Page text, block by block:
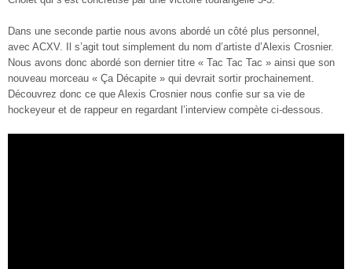
Dans une seconde partie nous avons abordé un côté plus personnel,
avec ACXV. Il s’agit tout simplement du nom d’artiste d’Alexis Crosnier.
Nous avons donc abordé son dernier titre « Tac Tac Tac » ainsi que son
nouveau morceau « Ça Décapite » qui devrait sortir prochainement.
Découvrez donc ce que Alexis Crosnier nous confie sur sa vie de
hockeyeur et de rappeur en regardant l’interview compète ci-dessous.